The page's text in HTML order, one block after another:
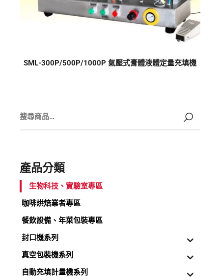
SML-300P/500P/1000P 氣壓式膏體液體定量充填機
產品分類
生物科技、實驗室專區
咖啡烘焙業者專區
餐飲設備、年菜包裝專區
封口機系列
真空包裝機系列
自動充填計量機系列